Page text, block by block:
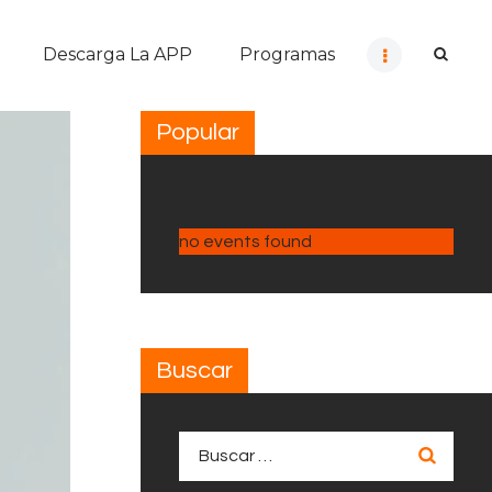
Descarga La APP Programas
Popular
no events found
Buscar